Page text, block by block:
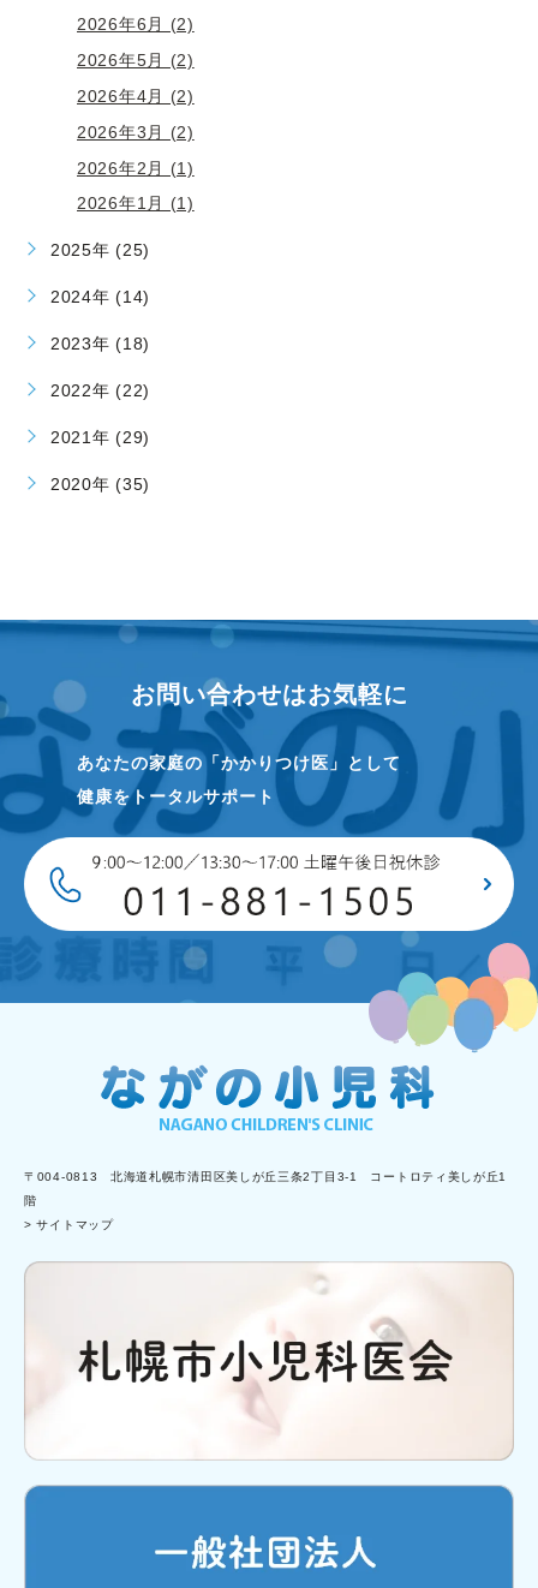
2026年6月 (2)
2026年5月 (2)
2026年4月 (2)
2026年3月 (2)
2026年2月 (1)
2026年1月 (1)
2025年 (25)
2024年 (14)
2023年 (18)
2022年 (22)
2021年 (29)
2020年 (35)
お問い合わせはお気軽に
あなたの家庭の「かかりつけ医」として
健康をトータルサポート
〒004-0813 北海道札幌市清田区美しが丘三条2丁目3-1 コートロティ美しが丘1
階
> サイトマップ